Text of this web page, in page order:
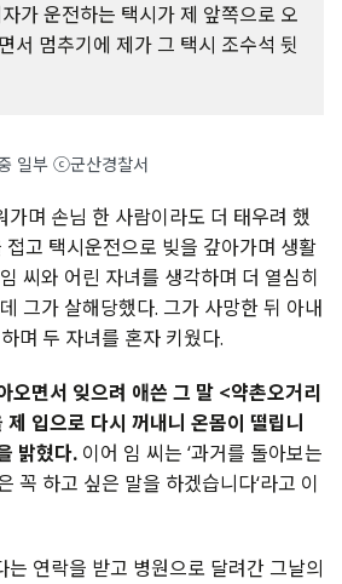
가 운전하는 택시가 제 앞쪽으로 오
서 멈추기에 제가 그 택시 조수석 뒷
일부 ⓒ군산경찰서
가며 손님 한 사람이라도 더 태우려 했
접고 택시운전으로 빚을 갚아가며 생활
임 씨와 어린 자녀를 생각하며 더 열심히
그가 살해당했다. 그가 사망한뒤 아내
하며 두 자녀를 혼자 키웠다.
오면서 잊으려 애쓴 그 말 <약촌오거리
제 입으로 다시 꺼내니 온몸이 떨립니
밝혔다. 이어 임 씨는 ‘과거를 돌아보는
꼭 하고 싶은 말을 하겠습니다‘라고 이
는 연락을 받고 병원으로 달려간 그날의